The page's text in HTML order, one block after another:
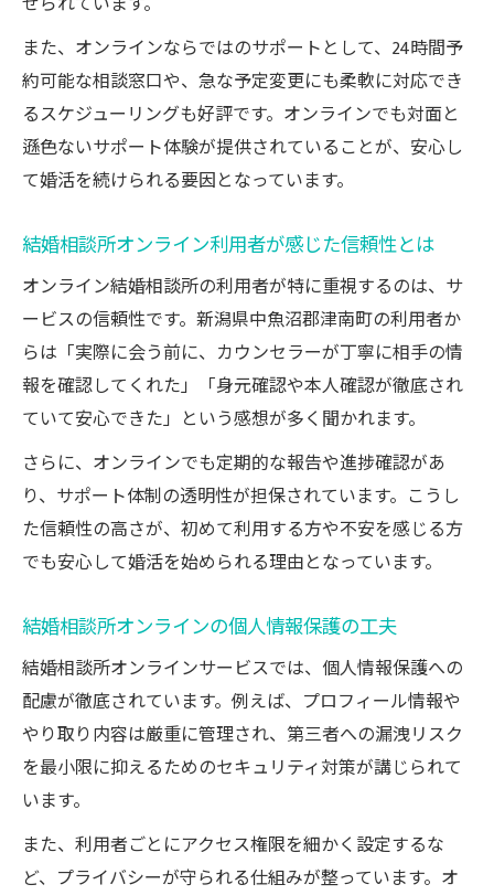
また、オンラインならではのサポートとして、24時間予
約可能な相談窓口や、急な予定変更にも柔軟に対応でき
るスケジューリングも好評です。オンラインでも対面と
遜色ないサポート体験が提供されていることが、安心し
て婚活を続けられる要因となっています。
結婚相談所オンライン利用者が感じた信頼性とは
オンライン結婚相談所の利用者が特に重視するのは、サ
ービスの信頼性です。新潟県中魚沼郡津南町の利用者か
らは「実際に会う前に、カウンセラーが丁寧に相手の情
報を確認してくれた」「身元確認や本人確認が徹底され
ていて安心できた」という感想が多く聞かれます。
さらに、オンラインでも定期的な報告や進捗確認があ
り、サポート体制の透明性が担保されています。こうし
た信頼性の高さが、初めて利用する方や不安を感じる方
でも安心して婚活を始められる理由となっています。
結婚相談所オンラインの個人情報保護の工夫
結婚相談所オンラインサービスでは、個人情報保護への
配慮が徹底されています。例えば、プロフィール情報や
やり取り内容は厳重に管理され、第三者への漏洩リスク
を最小限に抑えるためのセキュリティ対策が講じられて
います。
また、利用者ごとにアクセス権限を細かく設定するな
ど、プライバシーが守られる仕組みが整っています。オ